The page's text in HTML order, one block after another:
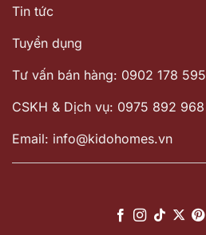
Tin tức
Tuyển dụng
Tư vấn bán hàng: 0902 178 595
CSKH & Dịch vụ: 0975 892 968
Email: info@kidohomes.vn